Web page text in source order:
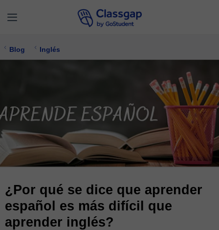
Blog Inglés
¿Por qué se dice que aprender
español es más difícil que
aprender inglés?